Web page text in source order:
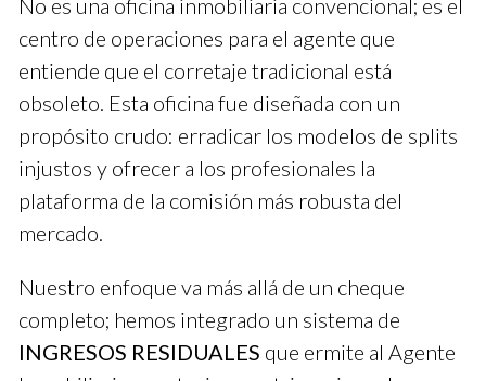
escuchaban y ofrecían asesoría honesta.
Las mejores agencias entienden que construir relaciones es
fundamental. Al final del día, un cliente satisfecho es una
fuente inagotable de referencias.
Estudio de Caso: Agencia X
La Agencia X se destacó por su atención al detalle. Cuando
fotografía profesional hasta el staging adecuado. Esto hizo una
gran diferencia en la presentación de mi propiedad.
No es una oficina inmobiliaria convencional; es el
centro de operaciones para el agente que
entiende que el corretaje tradicional está
obsoleto. Esta oficina fue diseñada con un
propósito crudo: erradicar los modelos de splits
injustos y ofrecer a los profesionales la
plataforma de la comisión más robusta del
mercado.
Nuestro enfoque va más allá de un cheque
completo; hemos integrado un sistema de
INGRESOS RESIDUALES que ermite al Agente